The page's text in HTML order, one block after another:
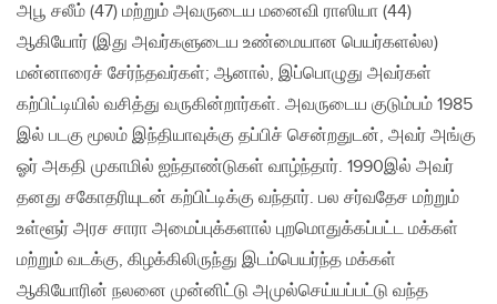
அபூ சலீம் (47) மற்றும் அவருடைய மனைவி ராஸியா (44)
ஆகியோர் (இது அவர்களுடைய உண்மையான பெயர்களல்ல)
மன்னாரைச் சேர்ந்தவர்கள்; ஆனால், இப்பொழுது அவர்கள்
கற்பிட்டியில் வசித்து வருகின்றார்கள். அவருடைய குடும்பம் 1985
இல் படகு மூலம் இந்தியாவுக்கு தப்பிச் சென்றதுடன், அவர் அங்கு
ஓர் அகதி முகாமில் ஐந்தாண்டுகள் வாழ்ந்தார். 1990இல் அவர்
தனது சகோதரியுடன் கற்பிட்டிக்கு வந்தார். பல சர்வதேச மற்றும்
உள்ளூர் அரச சாரா அமைப்புக்களால் புறமொதுக்கப்பட்ட மக்கள்
மற்றும் வடக்கு, கிழக்கிலிருந்து இடம்பெயர்ந்த மக்கள்
ஆகியோரின் நலனை முன்னிட்டு அமுல்செய்யப்பட்டு வந்த